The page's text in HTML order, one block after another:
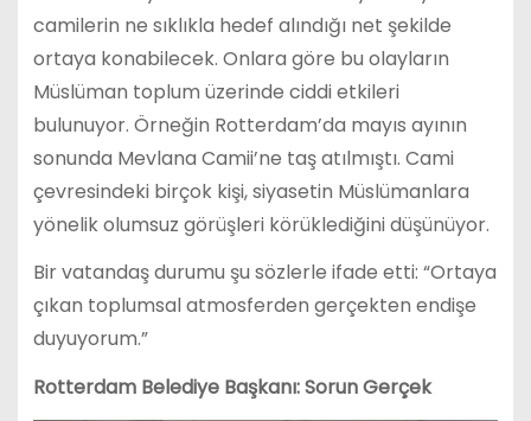
camilerin ne sıklıkla hedef alındığı net şekilde
ortaya konabilecek. Onlara göre bu olayların
Müslüman toplum üzerinde ciddi etkileri
bulunuyor. Örneğin Rotterdam’da mayıs ayının
sonunda Mevlana Camii’ne taş atılmıştı. Cami
çevresindeki birçok kişi, siyasetin Müslümanlara
yönelik olumsuz görüşleri körüklediğini düşünüyor.
Bir vatandaş durumu şu sözlerle ifade etti: “Ortaya
çıkan toplumsal atmosferden gerçekten endişe
duyuyorum.”
Rotterdam Belediye Başkanı: Sorun Gerçek